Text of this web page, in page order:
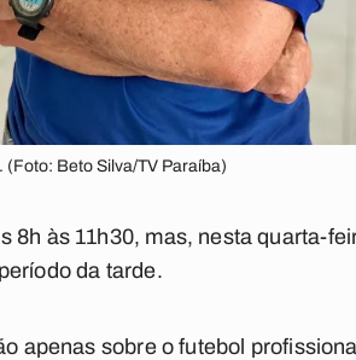
Beto Silva/TV Paraíba)
às 11h30, mas, nesta quarta-
da tarde.
apenas sobre o futebol